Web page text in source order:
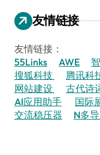
友情链接
友情链接：
55Links
AWE
搜狐科技
腾讯科
网站建设
古代诗
AI应用助手
国际
交流稳压器
N多